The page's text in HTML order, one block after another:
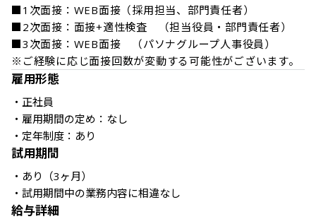
■1次面接：WEB面接（採用担当、部門責任者）
■2次面接：面接+適性検査　（担当役員・部門責任者）
■3次面接：WEB面接　（パソナグループ人事役員）
※ご経験に応じ面接回数が変動する可能性がございます。
雇用形態
・正社員
・雇用期間の定め：なし
・定年制度：あり
試用期間
・あり（3ヶ月）
・試用期間中の業務内容に相違なし
給与詳細